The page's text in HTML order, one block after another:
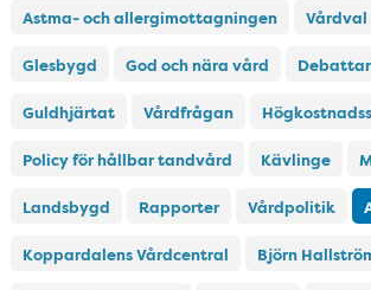
Astma- och allergimottagningen Vårdval
Glesbygd God och nära vård
Guldhjärtat Vårdfrågan
Policy för hållbar tandvård Kävlinge
Landsbygd Rapporter Vårdpolitik
Koppardalens Vårdcentral Björn